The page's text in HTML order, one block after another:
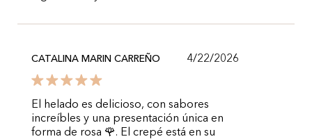
CATALINA MARIN CARREÑO 4/22/2026
El helado es delicioso, con sabores
increíbles y una presentación única en
forma de rosa 🌹. El crepé está en su